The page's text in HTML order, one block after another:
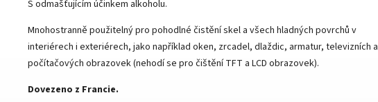
S odmašťujícím účinkem alkoholu.
Mnohostranně použitelný pro pohodlné čistění skel a všech hladných povrchů v
interiérech i exteriérech, jako například oken, zrcadel, dlaždic, armatur, televizních a
počítačových obrazovek (nehodí se pro čištění TFT a LCD obrazovek).
Dovezeno z Francie.